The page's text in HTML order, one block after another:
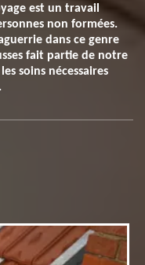
est un travail
non formées.
dans ce genre
fait partie de notre
soins nécessaires